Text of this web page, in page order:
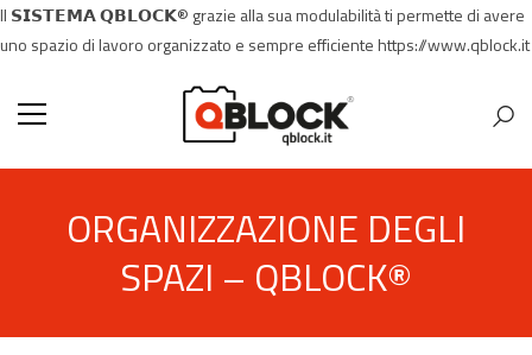
Il 𝗦𝗜𝗦𝗧𝗘𝗠𝗔 𝗤𝗕𝗟𝗢𝗖𝗞® grazie alla sua modulabilità ti permette di avere
uno spazio di lavoro organizzato e sempre efficiente https://www.qblock.it
ORGANIZZAZIONE DEGLI
SPAZI – QBLOCK®